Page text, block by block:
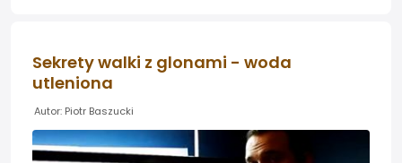
Sekrety walki z glonami - woda
utleniona
Autor: Piotr Baszucki